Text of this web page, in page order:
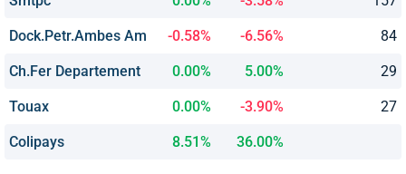
Dock.Petr.Ambes Am -0.58% -6.56% 84
Ch.Fer Departement 0.00% 5.00% 29
Touax 0.00% -3.90% 27
Colipays 8.51% 36.00%